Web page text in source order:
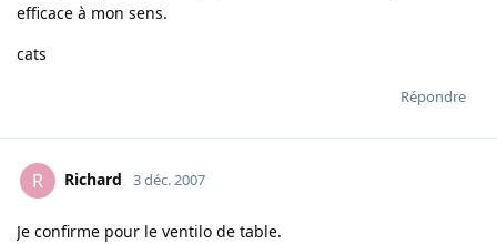
efficace à mon sens.
cats
Répondre
R Richard 3 déc. 2007
Je confirme pour le ventilo de table.